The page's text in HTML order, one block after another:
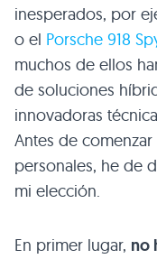
inesperados, por
o el Porsche 918
muchos de ellos
de soluciones
innovadoras
Antes de
personales, he de
mi elección.
En primer lugar, no